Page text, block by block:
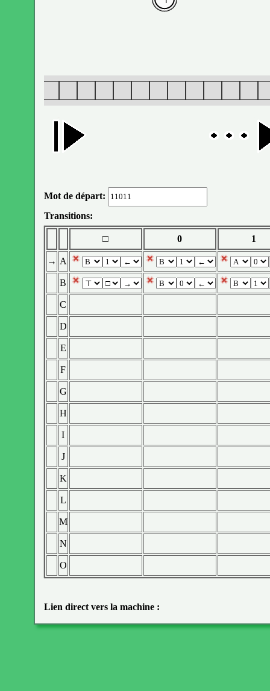
Mot de départ:
Transitions:
□ 0 1
→ A
B
C
D
E
F
G
H
I
J
K
L
M
N
O
Lien direct vers la machine :